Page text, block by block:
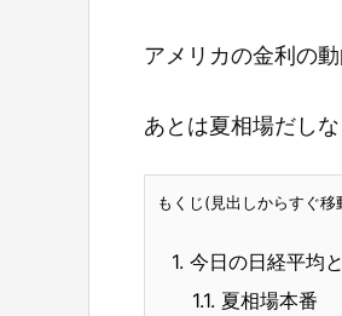
アメリカの金利の
あとは夏相場だしな
もくじ(見出しからすぐ移
1. 今日の日経平均
1.1. 夏相場本番